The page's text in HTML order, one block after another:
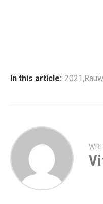
In this article: 2021,